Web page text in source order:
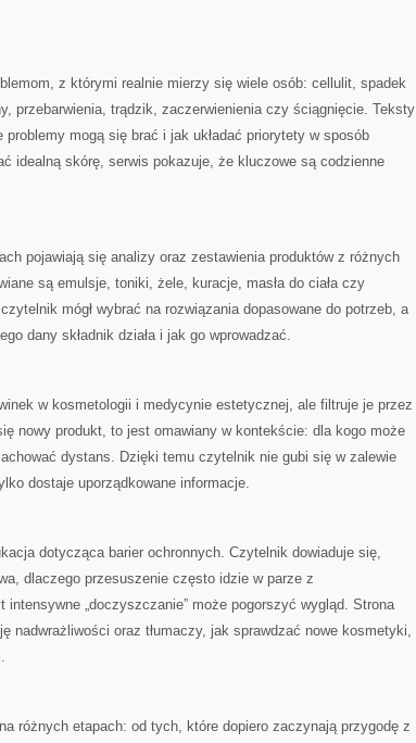
z którymi realnie mierzy się wiele osób: cellulit, spadek
przebarwienia, trądzik, zaczerwienienia czy ściągnięcie. Teksty
mogą się brać i jak układać priorytety w sposób
idealną skórę, serwis pokazuje, że kluczowe są codzienne
pojawiają się analizy oraz zestawienia produktów z różnych
są emulsje, toniki, żele, kuracje, masła do ciała czy
mógł wybrać na rozwiązania dopasowane do potrzeb, a
dany składnik działa i jak go wprowadzać.
w kosmetologii i medycynie estetycznej, ale filtruje je przez
nowy produkt, to jest omawiany w kontekście: dla kogo może
dystans. Dzięki temu czytelnik nie gubi się w zalewie
dostaje uporządkowane informacje.
dotycząca barier ochronnych. Czytelnik dowiaduje się,
dlaczego przesuszenie często idzie w parze z
intensywne „doczyszczanie” może pogorszyć wygląd. Strona
nadwrażliwości oraz tłumaczy, jak sprawdzać nowe kosmetyki,
różnych etapach: od tych, które dopiero zaczynają przygodę z